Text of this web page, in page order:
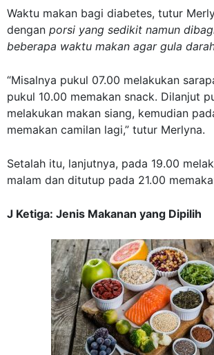
Waktu makan bagi diabetes, tutur
dengan porsi yang sedikit namun
beberapa waktu makan agar gula
“Misalnya pukul 07.00 melakukan
pukul 10.00 memakan snack. Dilanjut
melakukan makan siang, kemudian
memakan camilan lagi,” tutur Merlyna.
Setalah itu, lanjutnya, pada 19.00
malam dan ditutup pada 21.00
J Ketiga: Jenis Makanan yang Dipilih